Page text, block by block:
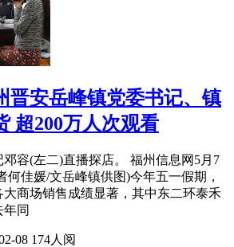
晋安岳峰镇党委书记、镇
超200万人次观看
容(左二)直播探店。 福州信息网5月7
何佳媛/文岳峰镇供图)今年五一假期，
商场销售成绩显著，其中东二环泰禾
同
08 174人阅